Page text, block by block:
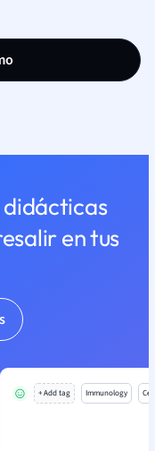
en tus
+ Add tag Immunology